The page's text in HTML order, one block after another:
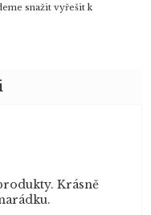
snažit vyřešit k
5 z 5 hvězdiček.
Krásně